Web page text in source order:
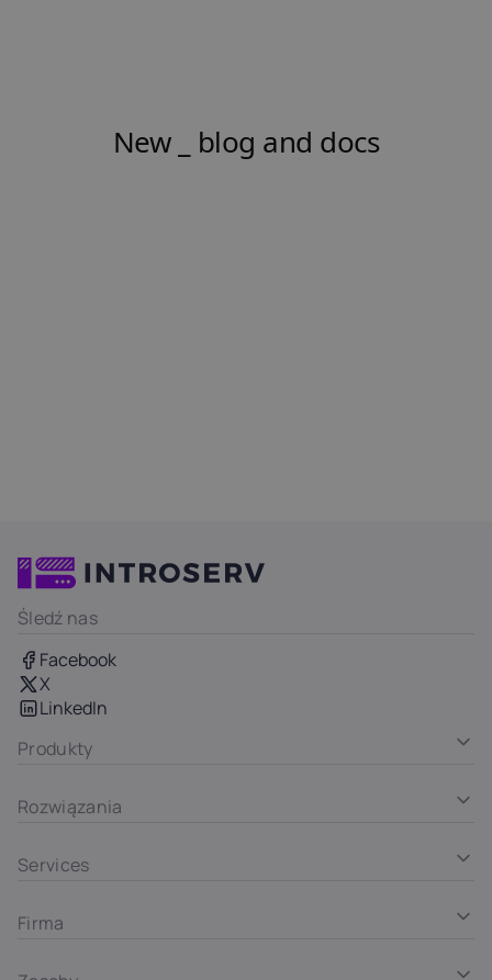
Śledź nas
Facebook
X
LinkedIn
Produkty
Rozwiązania
Services
Firma